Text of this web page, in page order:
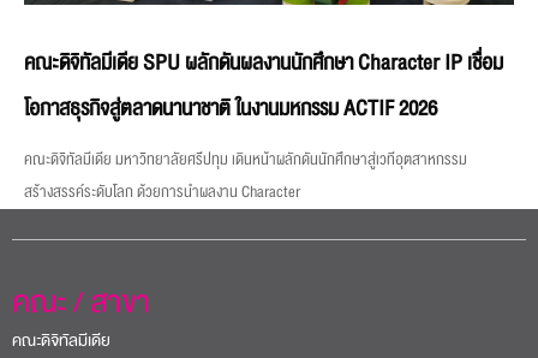
คณะดิจิทัลมีเดีย SPU ผลักดันผลงานนักศึกษา Character IP เชื่อม
โอกาสธุรกิจสู่ตลาดนานาชาติ ในงานมหกรรม ACTIF 2026
คณะดิจิทัลมีเดีย มหาวิทยาลัยศรีปทุม เดินหน้าผลักดันนักศึกษาสู่เวทีอุตสาหกรรม
สร้างสรรค์ระดับโลก ด้วยการนำผลงาน Character
คณะ / สาขา
คณะดิจิทัลมีเดีย